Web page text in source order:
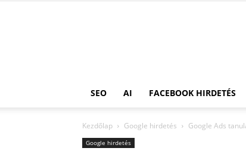
SEO AI FACEBOOK HIRDETÉS
Kezdőlap Google hirdetés Google Ads
Google hirdetés